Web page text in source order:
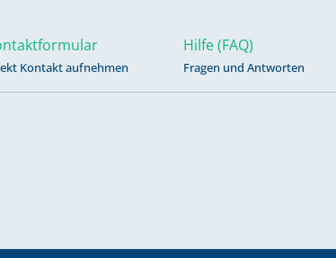
Kontakt aufnehmen
Hilfe (FAQ)
Fragen und Antworten